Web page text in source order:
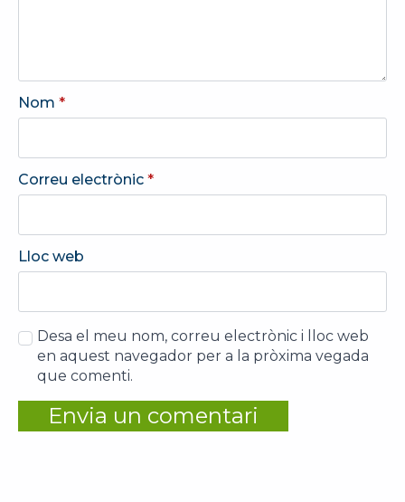
Nom *
Correu electrònic *
Lloc web
Desa el meu nom, correu electrònic i lloc web
en aquest navegador per a la pròxima vegada
que comenti.